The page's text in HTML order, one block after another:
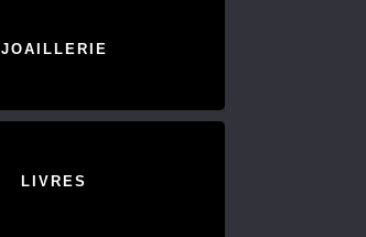
JOAILLERIE
LIVRES